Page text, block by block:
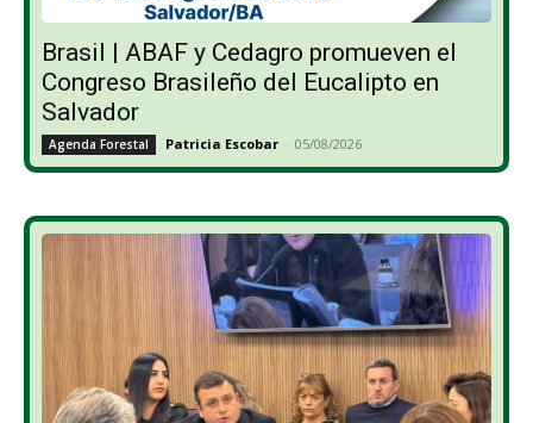
Brasil | ABAF y Cedagro promueven el
Congreso Brasileño del Eucalipto en
Salvador
Agenda Forestal Patricia Escobar - 05/08/2026